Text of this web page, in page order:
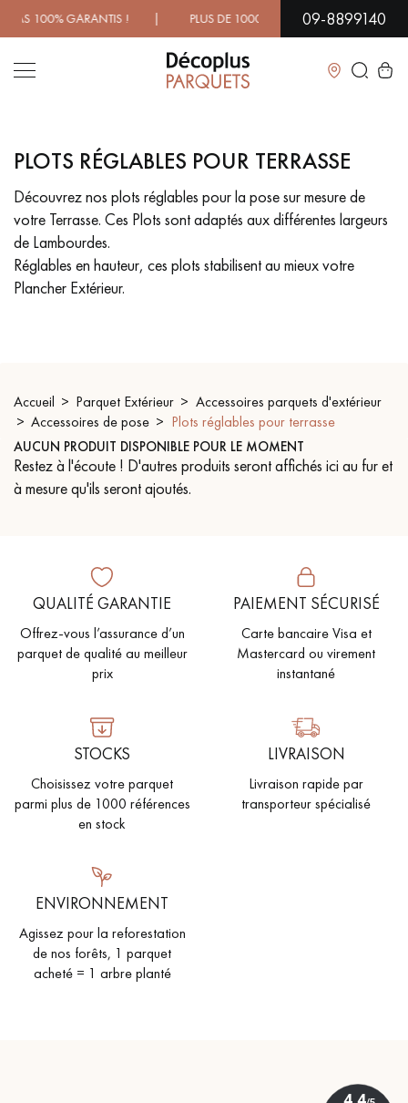
GARANTIS ! | PLUS DE 1000 MODÈLES À DÉCOUVRIR
09-8899140
Fermer
LES RECHERCHES LES PLUS COURANTES
PARQUET MASSIF
PARQUET CONTRECOLLÉ -
SOL PLAQUÉ BOIS VERITABLES
PARQUET VIEILLI PARQUET EN CHÊNE FUMÉ
PARQUET LAMES LARGES XXL PARQUET EN CHÊNE
Nos conseillers sont disponibles au
09-8899140
VOUS AVEZ UN PROJET ?
Nos experts sont à votre disposition pour vous guider pas à
pas dans le choix et la pose de votre parquet.
Un expert Décoplus Parquets vous appelle
PLOTS RÉGLABLES POUR TERRASSE
Découvrez nos plots réglables pour la pose sur mesure de
votre Terrasse. Ces Plots sont adaptés aux différentes largeurs
de Lambourdes.
Réglables en hauteur, ces plots stabilisent au mieux votre
Plancher Extérieur.
Accueil Parquet Extérieur
Accessoires parquets d'extérieur
Accessoires de pose
Plots réglables pour terrasse
AUCUN PRODUIT DISPONIBLE POUR LE MOMENT
Restez à l'écoute ! D'autres produits seront affichés ici au fur et
à mesure qu'ils seront ajoutés.
QUALITÉ GARANTIE
Offrez-vous l’assurance d’un
parquet de qualité au meilleur
prix
PAIEMENT SÉCURISÉ
Carte bancaire Visa et
Mastercard ou virement
instantané
STOCKS
Choisissez votre parquet
parmi plus de 1000 références
en stock
LIVRAISON
Livraison rapide par
transporteur spécialisé
ENVIRONNEMENT
Agissez pour la reforestation
de nos forêts, 1 parquet
acheté = 1 arbre planté